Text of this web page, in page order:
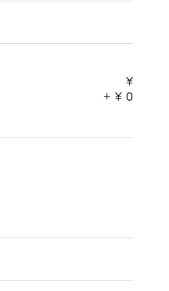
¥
+ ¥ 0